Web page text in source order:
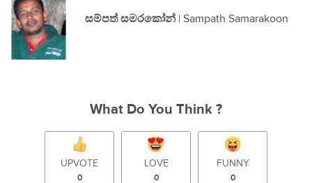
සම්පත් සමරකෝන් | Sampath Samarakoon
What Do You Think ?
UPVOTE
0
LOVE
0
FUNNY
0